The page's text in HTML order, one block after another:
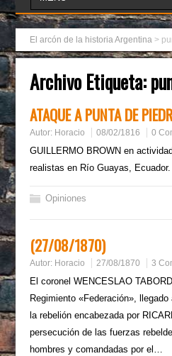
El arcón de la historia Argentina >
Archivo Etiqueta:
ATAQUE A PUNTA DE
Autor: Horacio 08/02/1816 0
GUILLERMO BROWN en
realistas en Río Guayas, Ecuador.
Opiniones
(27/08/1870)
Autor: Horacio 27/08/1870 3
El coronel WENCESLAO
Regimiento «Federación»,
la rebelión encabezada por
persecución de las fuerzas
hombres y comandadas por el…